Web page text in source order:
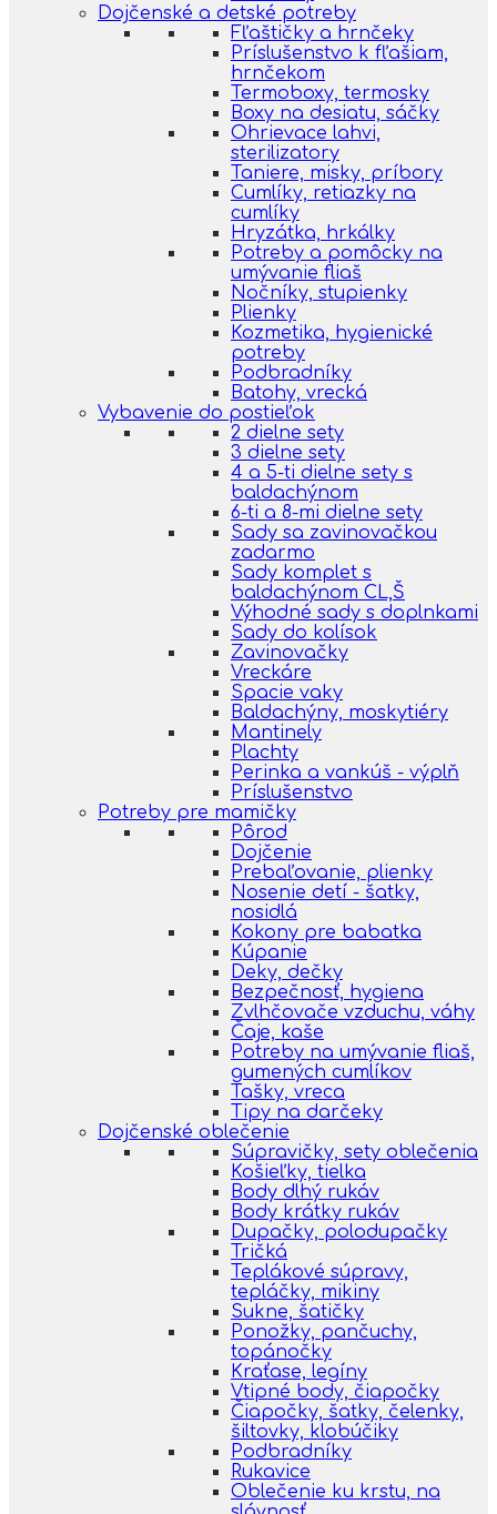
Dojčenské a detské potreby
Fľaštičky a hrnčeky
Príslušenstvo k fľašiam,
hrnčekom
Termoboxy, termosky
Boxy na desiatu, sáčky
Ohrievace lahvi,
sterilizatory
Taniere, misky, príbory
Cumlíky, retiazky na
cumlíky
Hryzátka, hrkálky
Potreby a pomôcky na
umývanie fliaš
Nočníky, stupienky
Plienky
Kozmetika, hygienické
potreby
Podbradníky
Batohy, vrecká
Vybavenie do postieľok
2 dielne sety
3 dielne sety
4 a 5-ti dielne sety s
baldachýnom
6-ti a 8-mi dielne sety
Sady sa zavinovačkou
zadarmo
Sady komplet s
baldachýnom CL,Š
Výhodné sady s doplnkami
Sady do kolísok
Zavinovačky
Vreckáre
Spacie vaky
Baldachýny, moskytiéry
Mantinely
Plachty
Perinka a vankúš - výplň
Príslušenstvo
Potreby pre mamičky
Pôrod
Dojčenie
Prebaľovanie, plienky
Nosenie detí - šatky,
nosidlá
Kokony pre babatka
Kúpanie
Deky, dečky
Bezpečnosť, hygiena
Zvlhčovače vzduchu, váhy
Čaje, kaše
Potreby na umývanie fliaš,
gumených cumlíkov
Tašky, vreca
Tipy na darčeky
Dojčenské oblečenie
Súpravičky, sety oblečenia
Košieľky, tielka
Body dlhý rukáv
Body krátky rukáv
Dupačky, polodupačky
Tričká
Teplákové súpravy,
tepláčky, mikiny
Sukne, šatičky
Ponožky, pančuchy,
topánočky
Kraťase, legíny
Vtipné body, čiapočky
Čiapočky, šatky, čelenky,
šiltovky, klobúčiky
Podbradníky
Rukavice
Oblečenie ku krstu, na